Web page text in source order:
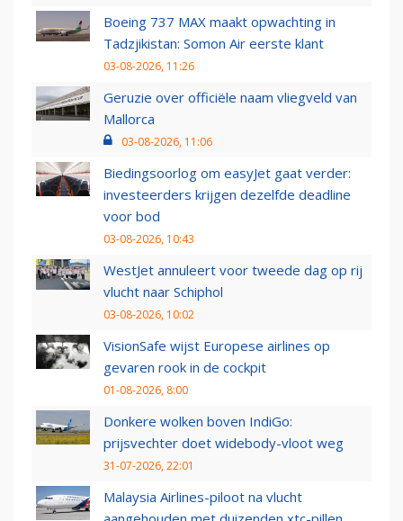
Boeing 737 MAX maakt opwachting in
Tadzjikistan: Somon Air eerste klant
03-08-2026, 11:26
Geruzie over officiële naam vliegveld van
Mallorca
03-08-2026, 11:06
Biedingsoorlog om easyJet gaat verder:
investeerders krijgen dezelfde deadline
voor bod
03-08-2026, 10:43
WestJet annuleert voor tweede dag op rij
vlucht naar Schiphol
03-08-2026, 10:02
VisionSafe wijst Europese airlines op
gevaren rook in de cockpit
01-08-2026, 8:00
Donkere wolken boven IndiGo:
prijsvechter doet widebody-vloot weg
31-07-2026, 22:01
Malaysia Airlines-piloot na vlucht